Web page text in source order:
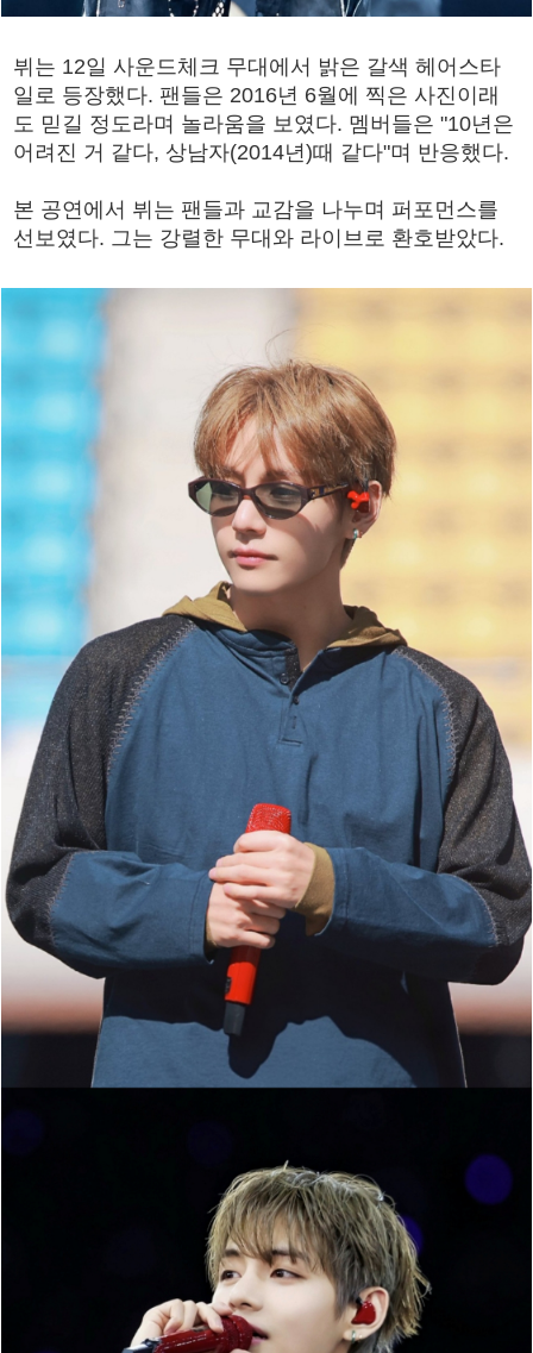
뷔는 12일 사운드체크 무대에서 밝은 갈색 헤어스타
일로 등장했다. 팬들은 2016년 6월에 찍은 사진이래
도 믿길 정도라며 놀라움을 보였다. 멤버들은 "10년은
어려진 거 같다, 상남자(2014년)때 같다"며 반응했다.
본 공연에서 뷔는 팬들과 교감을 나누며 퍼포먼스를
선보였다. 그는 강렬한 무대와 라이브로 환호받았다.